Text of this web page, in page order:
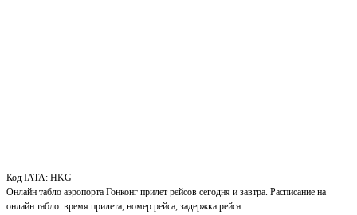
Код IATA: HKG
Онлайн табло аэропорта Гонконг прилет рейсов сегодня и завтра. Расписание на
онлайн табло: время прилета, номер рейса, задержка рейса.